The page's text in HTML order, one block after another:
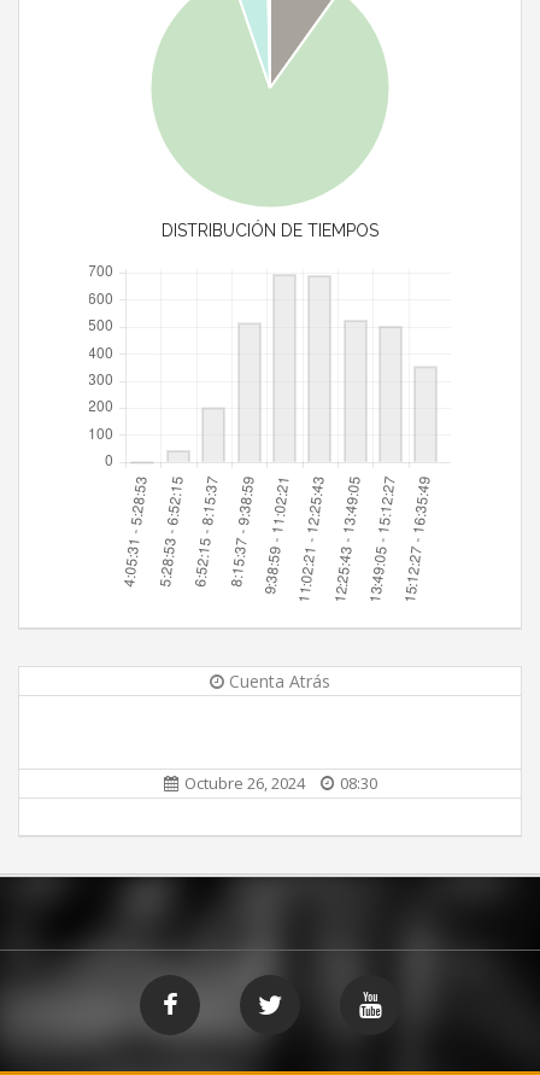
DISTRIBUCIÓN DE TIEMPOS
Cuenta Atrás
Octubre 26, 2024 08:30